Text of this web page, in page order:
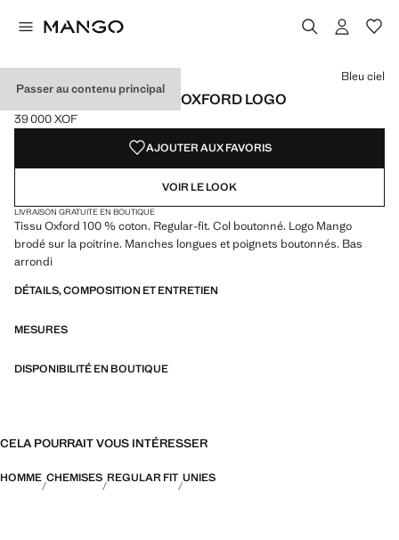
Passer au contenu principal
CHEMISE 100 % COTON OXFORD LOGO
Prix actuel [39 000 XOF ]
39 000 XOF
Choisissez une couleur
Couleur Blanc
Couleur Bleu marine foncé
Couleur Écru
Bleu ciel
AJOUTER AUX FAVORIS
VOIR LE LOOK
LIVRAISON GRATUITE EN BOUTIQUE
Tissu Oxford 100 % coton. Regular-fit. Col boutonné. Logo Mango
brodé sur la poitrine. Manches longues et poignets boutonnés. Bas
arrondi
DÉTAILS, COMPOSITION ET ENTRETIEN
MESURES
DISPONIBILITÉ EN BOUTIQUE
CELA POURRAIT VOUS INTÉRESSER
HOMME CHEMISES REGULAR FIT UNIES